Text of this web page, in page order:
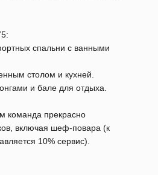
спальни с ванными
столом и кухней.
и бале для отдыха.
команда прекрасно
включая шеф-повара (к
10% сервис).